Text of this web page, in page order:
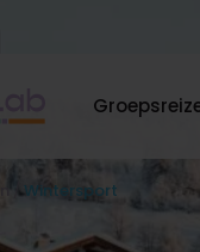
/Wintersport